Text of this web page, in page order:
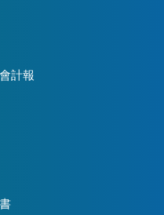
計報